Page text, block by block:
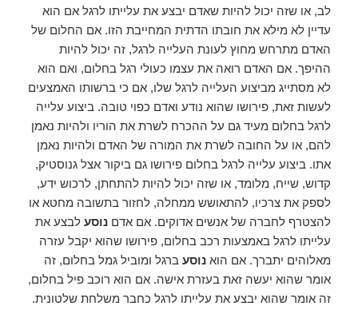
לב, או שזה יכול להיות שאדם יבצע את עלייתו לרגל אם הוא
עדיין לא מילא את חובתו הדתית המחייבת הזו. אם החלום של
האדם מתרחש מחוץ לעונת העלייה לרגל, זה יכול להיות
ההיפך. אם האדם רואה את עצמו כעולי רגל בחלום, ואם הוא
לא מסתייג מביצוע העלייה לרגל שלו, אם כי ברשותו האמצעים
לעשות זאת, פירושו שהוא נודע ואדם כפוי טובה. ביצוע עלייה
לרגל בחלום מעיד גם על ההכרח לשרת את הוריו ולהיות נאמן
להם, או על החובה לשרת את המורה של האדם ולהיות נאמן
אתו. ביצוע עלייה לרגל בחלום פירושו גם ביקור אצל גנוסטיק,
קדוש, שייח, מלומד, או שזה יכול להיות להתחתן, לרכוש ידע,
לספק את צרכיו, להתאושש ממחלה, לחזור בתשובה מחטא או
להצטרף לחברה של אנשים אדוקים. אם אדםנוסע לבצע את
עלייתו לרגל באמצעות רכב בחלום, פירושו שהוא יקבל עזרה
מאלוהים יתברך. אם הואנוסע ברגל ומוביל גמל בחלום, זה
אומר שהוא יעשה זאת בעזרת אישה. אם הוא רוכב פיל בחלום,
זה אומר שהוא יבצע את עלייתו לרגל כחבר משלחת שלטונית.